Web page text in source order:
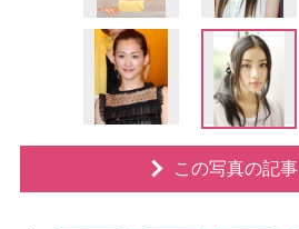
この写真の記